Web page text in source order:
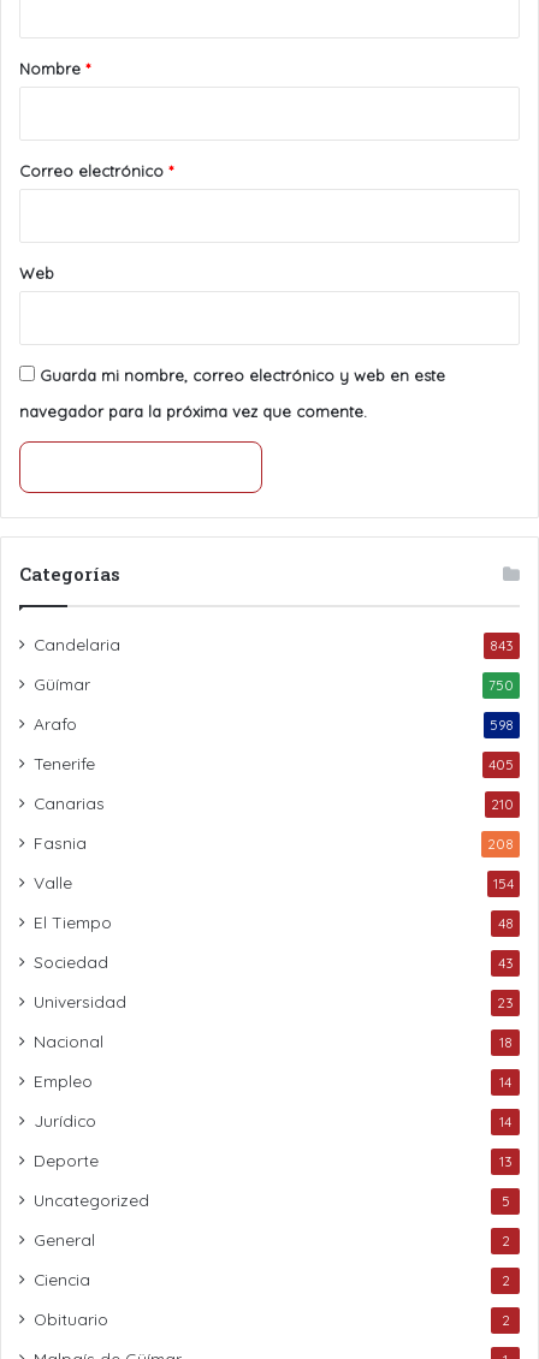
r
*
Nombre *
Correo electrónico *
Web
Guarda mi nombre, correo electrónico y web en este
navegador para la próxima vez que comente.
Categorías
Candelaria 843
Güímar 750
Arafo 598
Tenerife 405
Canarias 210
Fasnia 208
Valle 154
El Tiempo 48
Sociedad 43
Universidad 23
Nacional 18
Empleo 14
Jurídico 14
Deporte 13
Uncategorized 5
General 2
Ciencia 2
Obituario 2